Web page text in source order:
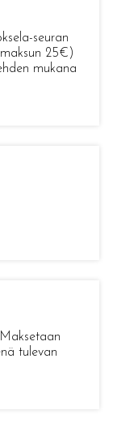
seuran
25€)
mukana
tulevan